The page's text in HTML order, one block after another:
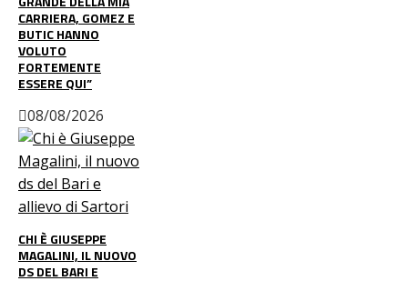
CARRIERA, GOMEZ E
BUTIC HANNO
VOLUTO
FORTEMENTE
ESSERE QUI”
08/08/2026
CHI È GIUSEPPE
MAGALINI, IL NUOVO
DS DEL BARI E